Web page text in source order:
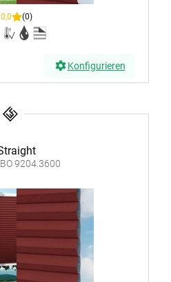
0,0 (0)
Konfigurieren
9204.3600